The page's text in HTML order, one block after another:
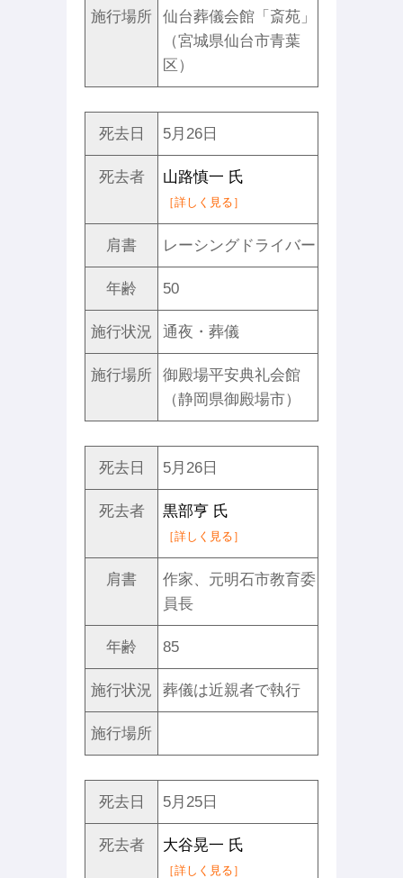
施行場所
仙台葬儀会館「斎苑」
（宮城県仙台市青葉
区）
死去日 5月26日
死去者 山路慎一 氏
［詳しく見る］
肩書 レーシングドライバー
年齢 50
施行状況 通夜・葬儀
施行場所
御殿場平安典礼会館
（静岡県御殿場市）
死去日 5月26日
死去者 黒部亨 氏
［詳しく見る］
肩書
作家、元明石市教育委
員長
年齢 85
施行状況 葬儀は近親者で執行
施行場所
死去日 5月25日
死去者 大谷晃一 氏
［詳しく見る］